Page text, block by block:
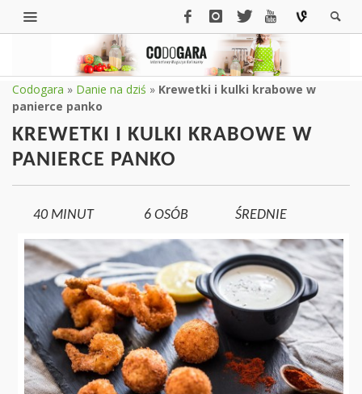
Codogara » Danie na dziś » Krewetki i kulki krabowe w
panierce panko
KREWETKI I KULKI KRABOWE W
PANIERCE PANKO
40 MINUT 6 OSÓB ŚREDNIE